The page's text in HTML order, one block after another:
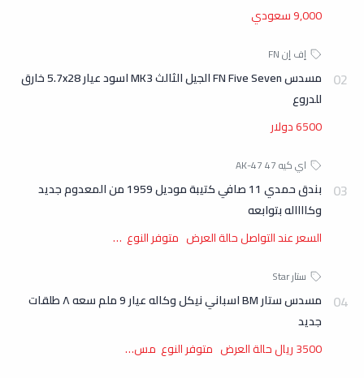
9,000 سعودي
مسدس FN Five Seven الجيل الثالث MK3 اسود عيار 5.7x28 خارق
للدروع
6500 دولار
بندق حمدي 11 صافي كتيبة موديل 1959 من المعدوم جديد
وكااااله بتوابعه
السعر عند التواصل حالة العرض متوفر النوع …
مسدس ستار BM اسباني نيكل وكاله عيار 9 ملم سعه ٨ طلقات
جديد
3500 ريال حالة العرض متوفر النوع مس…